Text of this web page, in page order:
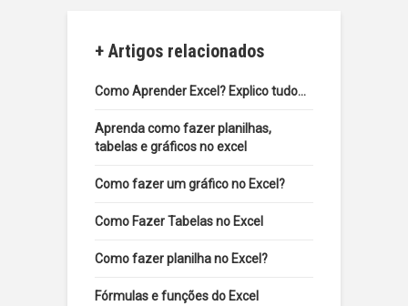
+ Artigos relacionados
Como Aprender Excel? Explico tudo…
Aprenda como fazer planilhas,
tabelas e gráficos no excel
Como fazer um gráfico no Excel?
Como Fazer Tabelas no Excel
Como fazer planilha no Excel?
Fórmulas e funções do Excel